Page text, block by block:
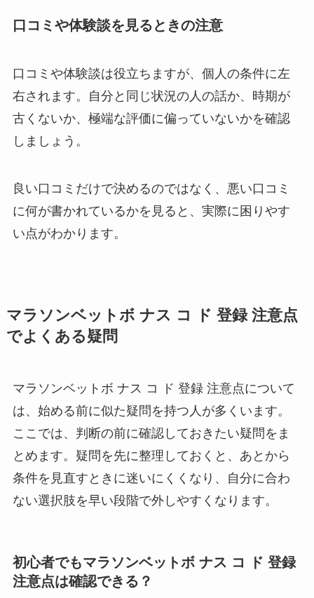
口コミや体験談を見るときの注意
口コミや体験談は役立ちますが、個人の条件に左
右されます。自分と同じ状況の人の話か、時期が
古くないか、極端な評価に偏っていないかを確認
しましょう。
良い口コミだけで決めるのではなく、悪い口コミ
に何が書かれているかを見ると、実際に困りやす
い点がわかります。
マラソンベットボ ナス コ ド 登録 注意点
でよくある疑問
マラソンベットボ ナス コ ド 登録 注意点について
は、始める前に似た疑問を持つ人が多くいます。
ここでは、判断の前に確認しておきたい疑問をま
とめます。疑問を先に整理しておくと、あとから
条件を見直すときに迷いにくくなり、自分に合わ
ない選択肢を早い段階で外しやすくなります。
初心者でもマラソンベットボ ナス コ ド 登録
注意点は確認できる？